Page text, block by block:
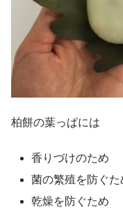
柏餅の葉っぱには
香りづけのため
菌の繁殖を防ぐた
乾燥を防ぐため